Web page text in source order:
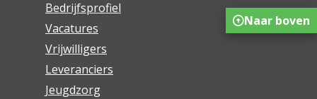
Bedrijfsprofiel
Vacatures
Vrijwilligers
Leveranciers
Jeugdzorg
Naar boven